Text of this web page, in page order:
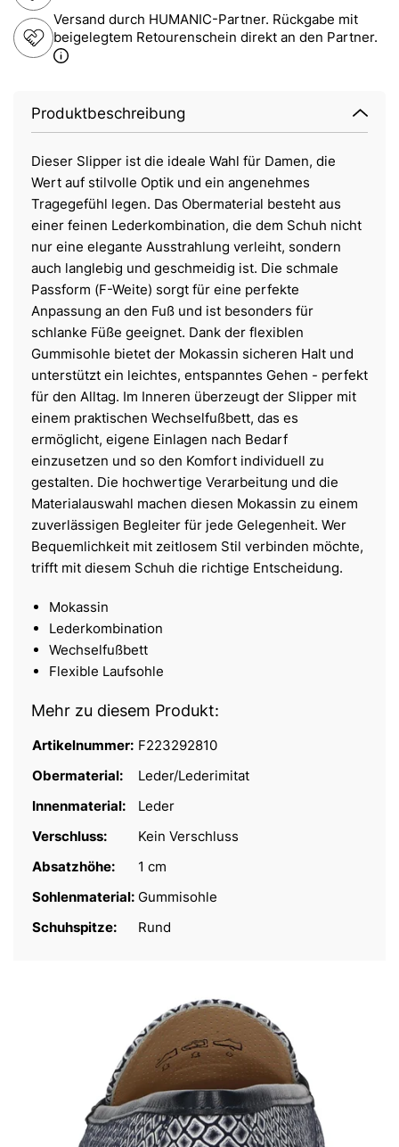
Versand durch HUMANIC-Partner. Rückgabe mit
beigelegtem Retourenschein direkt an den Partner.
Produktbeschreibung
Dieser Slipper ist die ideale Wahl für Damen, die
Wert auf stilvolle Optik und ein angenehmes
Tragegefühl legen. Das Obermaterial besteht aus
einer feinen Lederkombination, die dem Schuh nicht
nur eine elegante Ausstrahlung verleiht, sondern
auch langlebig und geschmeidig ist. Die schmale
Passform (F-Weite) sorgt für eine perfekte
Anpassung an den Fuß und ist besonders für
schlanke Füße geeignet. Dank der flexiblen
Gummisohle bietet der Mokassin sicheren Halt und
unterstützt ein leichtes, entspanntes Gehen - perfekt
für den Alltag. Im Inneren überzeugt der Slipper mit
einem praktischen Wechselfußbett, das es
ermöglicht, eigene Einlagen nach Bedarf
einzusetzen und so den Komfort individuell zu
gestalten. Die hochwertige Verarbeitung und die
Materialauswahl machen diesen Mokassin zu einem
zuverlässigen Begleiter für jede Gelegenheit. Wer
Bequemlichkeit mit zeitlosem Stil verbinden möchte,
trifft mit diesem Schuh die richtige Entscheidung.
Mokassin
Lederkombination
Wechselfußbett
Flexible Laufsohle
Mehr zu diesem Produkt:
Artikelnummer: F223292810
Obermaterial:
Leder/Lederimitat
Innenmaterial:
Leder
Verschluss:
Kein Verschluss
Absatzhöhe:
1 cm
Sohlenmaterial: Gummisohle
Schuhspitze:
Rund